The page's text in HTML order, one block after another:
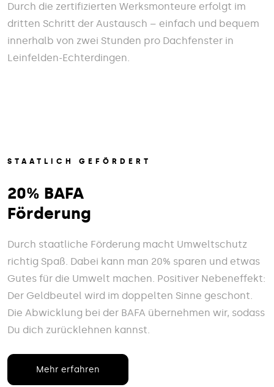
Durch die zertifizierten Werksmonteure erfolgt im
dritten Schritt der Austausch – einfach und bequem
innerhalb von zwei Stunden pro Dachfenster in
Leinfelden-Echterdingen.
STAATLICH GEFÖRDERT
20% BAFA
Förderung
Durch staatliche Förderung macht Umweltschutz
richtig Spaß. Dabei kann man 20% sparen und etwas
Gutes für die Umwelt machen. Positiver Nebeneffekt:
Der Geldbeutel wird im doppelten Sinne geschont.
Die Abwicklung bei der BAFA übernehmen wir, sodass
Du dich zurücklehnen kannst.
Mehr erfahren